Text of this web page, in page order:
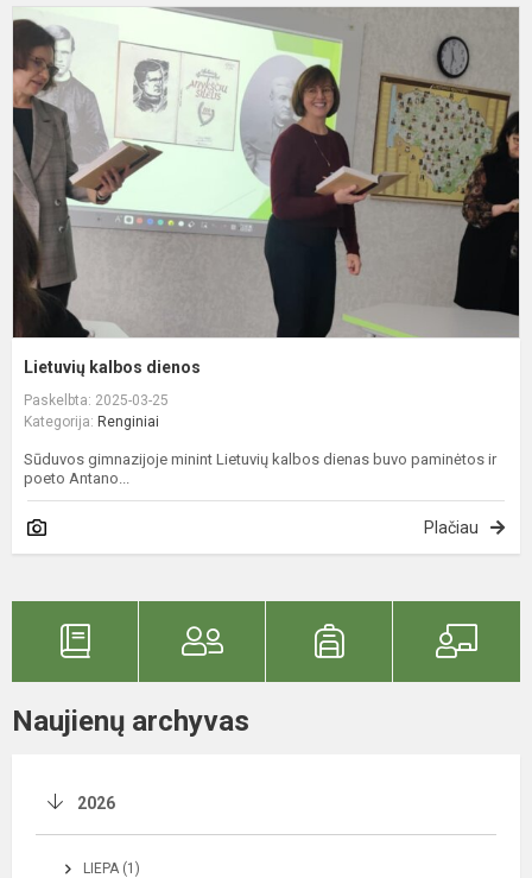
Lietuvių kalbos dienos
Paskelbta: 2025-03-25
Kategorija: Renginiai
Sūduvos gimnazijoje minint Lietuvių kalbos dienas buvo paminėtos ir
poeto Antano...
Plačiau
Naujienų archyvas
2026
LIEPA (1)